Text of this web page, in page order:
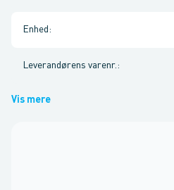
Enhed :
Leverandørens varenr. :
Vis mere